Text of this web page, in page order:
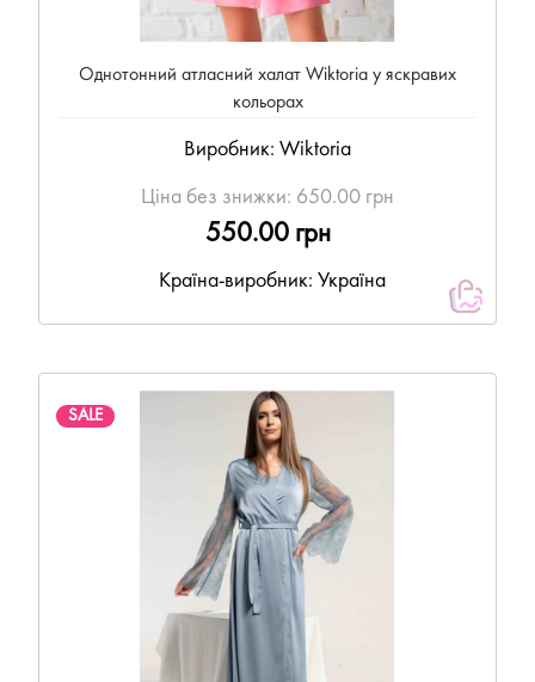
Однотонний атласний халат Wiktoria у яскравих
кольорах
Виробник: Wiktoria
Ціна без знижки: 650.00 грн
550.00 грн
Країна-виробник: Україна
SALE